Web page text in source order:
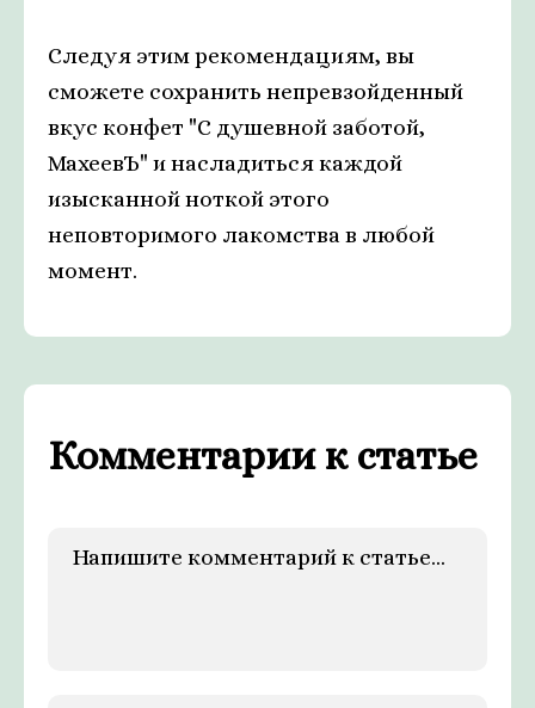
Следуя этим рекомендациям, вы
сможете сохранить непревзойденный
вкус конфет "С душевной заботой,
МахеевЪ" и насладиться каждой
изысканной ноткой этого
неповторимого лакомства в любой
момент.
Комментарии к статье